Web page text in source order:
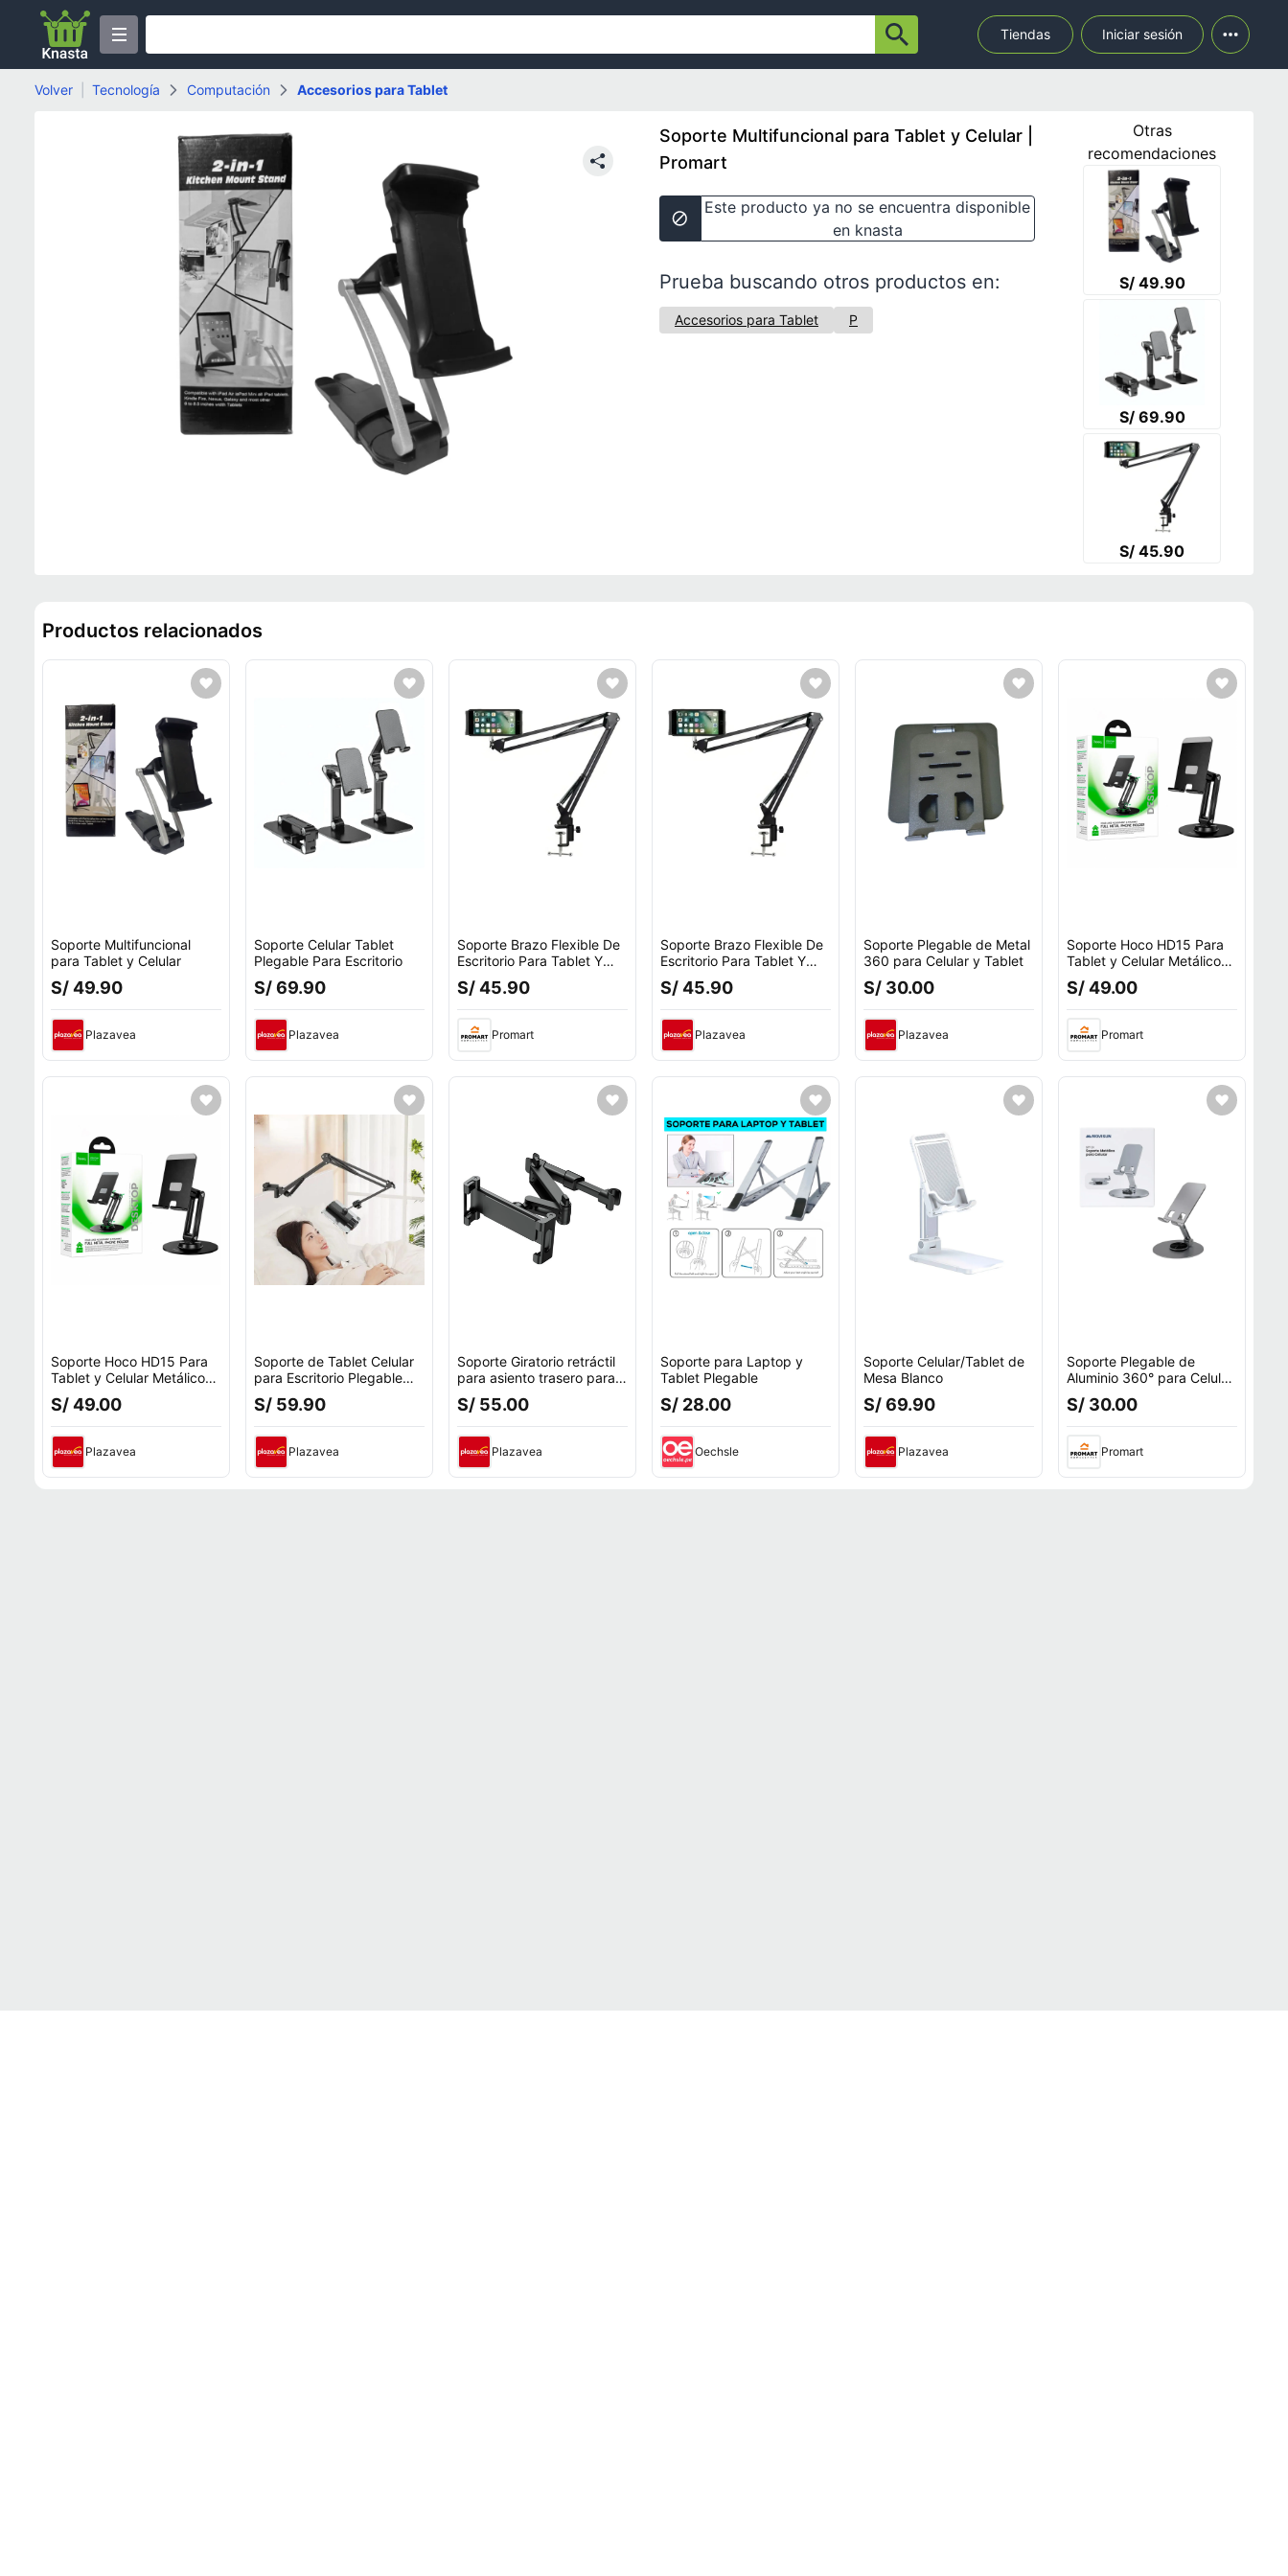
Tiendas Iniciar sesión
Volver Tecnología Computación Accesorios para Tablet
Soporte Multifuncional para Tablet y Celular |
Promart
Este producto ya no se encuentra disponible
en knasta
Prueba buscando otros productos en:
Accesorios para Tablet P
Otras
recomendaciones
S/ 49.90
S/ 69.90
S/ 45.90
Productos relacionados
Soporte Multifuncional
para Tablet y Celular
S/ 49.90
Plazavea
Soporte Celular Tablet
Plegable Para Escritorio
S/ 69.90
Plazavea
Soporte Brazo Flexible De
Escritorio Para Tablet Y
Celular
S/ 45.90
Promart
Soporte Brazo Flexible De
Escritorio Para Tablet Y
Celular
S/ 45.90
Plazavea
Soporte Plegable de Metal
360 para Celular y Tablet
S/ 30.00
Plazavea
Soporte Hoco HD15 Para
Tablet y Celular Metálico
Ajustable Plegable
S/ 49.00
Promart
Soporte Hoco HD15 Para
Tablet y Celular Metálico
Ajustable Plegable
S/ 49.00
Plazavea
Soporte de Tablet Celular
para Escritorio Plegable
Giratorio
S/ 59.90
Plazavea
Soporte Giratorio retráctil
para asiento trasero para
tablet celular
S/ 55.00
Plazavea
Soporte para Laptop y
Tablet Plegable
S/ 28.00
Oechsle
Soporte Celular/Tablet de
Mesa Blanco
S/ 69.90
Plazavea
Soporte Plegable de
Aluminio 360° para Celular
y Tablet Movisun SPT-01
S/ 30.00
Promart